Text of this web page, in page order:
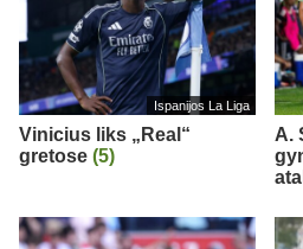
Ispanijos La Liga
Vinicius liks „Real“
gretose (5)
A.